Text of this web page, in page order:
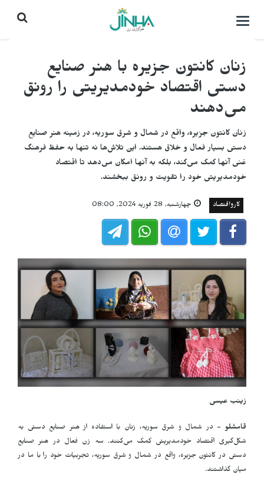
باز
بستن
زنان کانتون جزیره با هنر صنایع
دستی اقتصاد خودمدیریتی را رونق
می‌دهند
زنان کانتون جزیره، واقع در شمال و شرق سوریه، در زمینه هنر صنایع
دستی بسیار فعال و خلاق هستند. این تلاش‌ها نه تنها به حفظ فرهنگ
غنی آنها کمک می‌کند، بلکه به آنها امکان می‌دهد تا اقتصاد
خودمدیریتی خود را تقویت و رونق ببخشند.
کارواقتصاد چهارشنبه, 28 فوریه 2024, 08:00
زینب عیسی
قامشلو - در شمال و شرق سوریه، زنان با استفاده از هنر صنایع دستی به
شکل‌گیری اقتصاد خودمدیریتی کمک می‌کنند. سه زن فعال در هنر صنایع
دستی در کانتون جزیره، واقع در شمال و شرق سوریه، تجربیات خود را با ما در
میان گذاشتند.